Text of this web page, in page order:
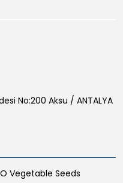
No:200 Aksu / ANTALYA
Vegetable Seeds